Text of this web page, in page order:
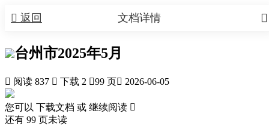
 返回 
文档详情
台州市2025年5月
 阅读 837  下载 2 99 页 2026-06-05
您可以 下载文档 或 继续阅读 
还有 99 页未读